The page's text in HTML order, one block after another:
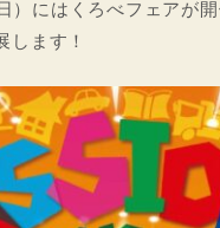
）にはくろべフェアが
します！